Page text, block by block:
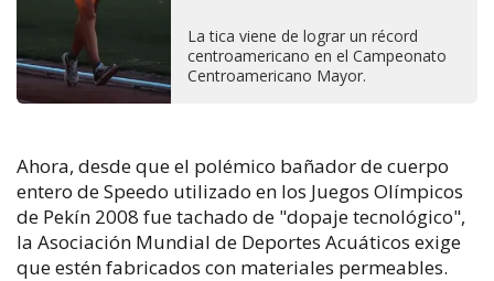
La tica viene de lograr un récord
centroamericano en el Campeonato
Centroamericano Mayor.
Ahora, desde que el polémico bañador de cuerpo
entero de Speedo utilizado en los Juegos Olímpicos
de Pekín 2008 fue tachado de "dopaje tecnológico",
la Asociación Mundial de Deportes Acuáticos exige
que estén fabricados con materiales permeables.